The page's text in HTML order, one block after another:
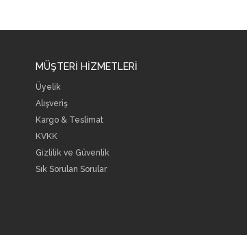
MÜŞTERİ HİZMETLERİ
Üyelik
Alışveriş
Kargo & Teslimat
KVKK
Gizlilik ve Güvenlik
Sık Sorulan Sorular